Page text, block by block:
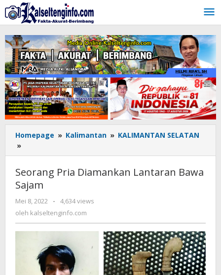
Lewati
ke
konten
Homepage » Kalimantan » KALIMANTAN SELATAN
»
Pria
Lantaran
Bawa
Sajam
Seorang Pria Diamankan Lantaran Bawa
Sajam
Mei 8, 2022
oleh
kalseltenginfo.com
-
4,634 views
oleh kalseltenginfo.com